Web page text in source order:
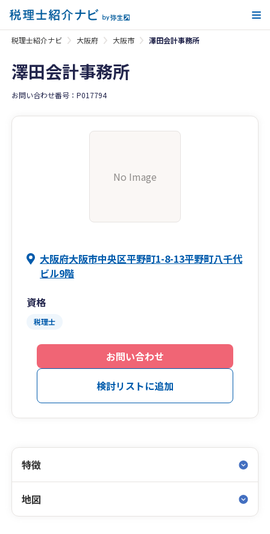
税理士紹介ナビ 大阪府 大阪市 澤田会計事務所
澤田会計事務所
お問い合わせ番号：P017794
No Image
大阪府大阪市中央区平野町1-8-13平野町八千代
ビル9階
資格
税理士
お問い合わせ
検討リストに追加
特徴
地図